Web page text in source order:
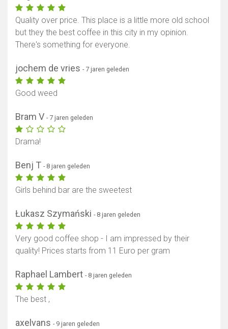
Quality over price. This place is a little more old school
but they the best coffee in this city in my opinion.
There's something for everyone.
jochem de vries - 7 jaren geleden
Good weed
Bram V - 7 jaren geleden
Drama!
Benj T - 8 jaren geleden
Girls behind bar are the sweetest
Łukasz Szymański - 8 jaren geleden
Very good coffee shop - I am impressed by their
quality! Prices starts from 11 Euro per gram
Raphael Lambert - 8 jaren geleden
The best ,
axelvans - 9 jaren geleden